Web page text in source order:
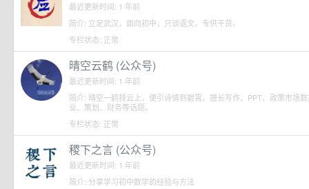
最近更新时间: 1 年前
简介: 立足武汉，面向初中，只谈语文，专供干货。
专栏状态: 正常
晴空云鹤 (公众号)
最近更新时间: 1 年前
简介: 晴空一鹤排云上，便引诗情到碧霄。擅长写作、PPT、政策市场
业、策划、财务等话题。
专栏状态: 正常
稷下之言 (公众号)
最近更新时间: 1 年前
简介: 分享学习初中数学的经验与方法